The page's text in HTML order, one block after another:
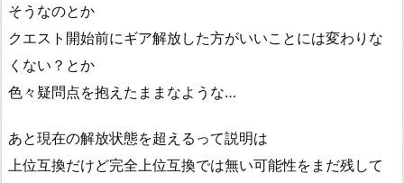
そうなのとか
クエスト開始前にギア解放した方がいいことには変わりな
くない？とか
色々疑問点を抱えたままなような…
あと現在の解放状態を超えるって説明は
上位互換だけど完全上位互換では無い可能性をまだ残して